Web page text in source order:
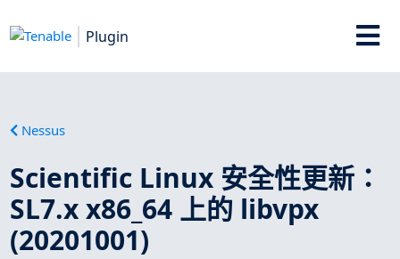
Plugin
Nessus
Scientific Linux 安全性更新：
SL7.x x86_64 上的 libvpx
(20201001)